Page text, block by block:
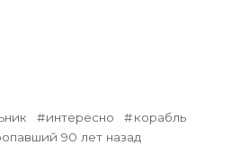
интересно
корабль
90 лет назад